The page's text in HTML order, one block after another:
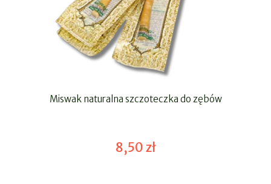
Miswak naturalna szczoteczka do zębów
8,50 zł